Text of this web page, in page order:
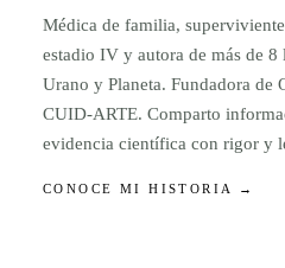
Médica de familia,
estadio IV y autora de más de
Urano y Planeta. Fundadora de
CUID-ARTE. Comparto
evidencia científica con rigor y
CONOCE MI HISTORIA →